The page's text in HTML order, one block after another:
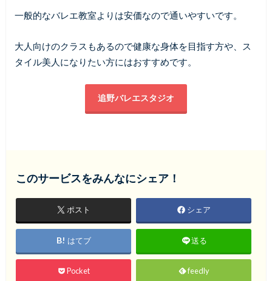
一般的なバレエ教室よりは安価なので通いやすいです。
大人向けのクラスもあるので健康な身体を目指す方や、ス
タイル美人になりたい方にはおすすめです。
追野バレエスタジオ
このサービスをみんなにシェア！
ポスト シェア
はてブ 送る
Pocket feedly